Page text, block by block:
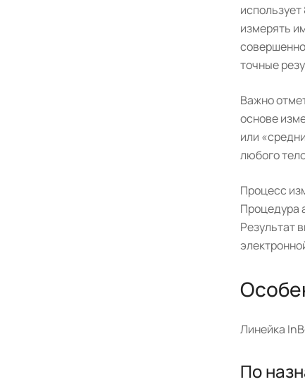
измерять
точные
Важно
основе
или
любого
Процесс
Процедура
Результат
Линейка
По